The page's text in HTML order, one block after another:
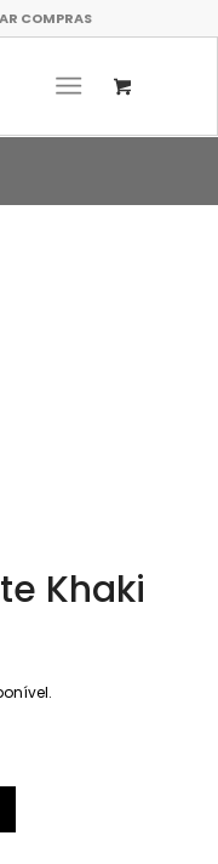
COMPRAS
Khaki